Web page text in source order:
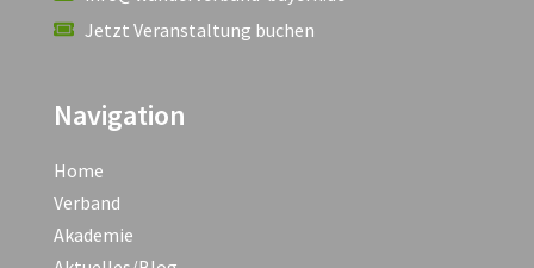
Jetzt Veranstaltung buchen
Navigation
Home
Verband
Akademie